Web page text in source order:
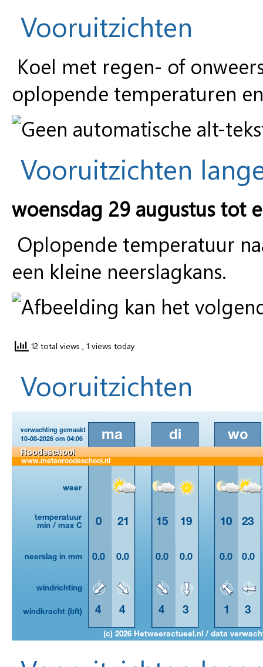
Vooruitzichten
Koel met regen- of
oplopende temperaturen
Vooruitzichten
woensdag 29 augustus tot
Oplopende temperatuur
een kleine neerslagkans.
12 total views , 1 views today
Vooruitzichten